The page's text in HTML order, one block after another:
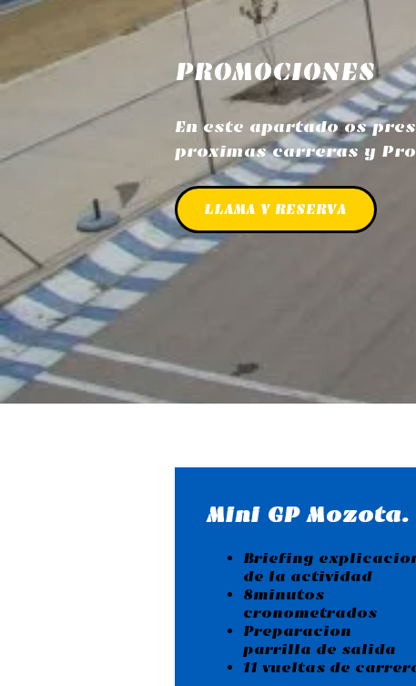
PROMOCIONES
En este apartado os
proximas carreras y
LLAMA Y RESERVA
Mini GP Mozota.
Briefing
de la actividad
8minutos
cronometrados
Preparacion
parrilla de salida
11 vueltas de